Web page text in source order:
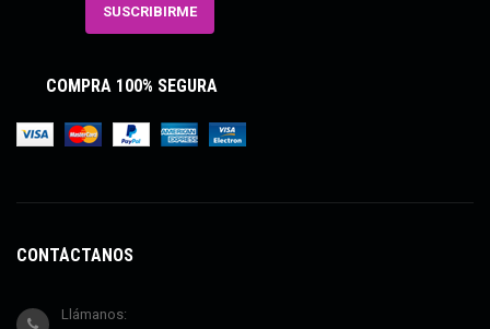
COMPRA 100% SEGURA
CONTÁCTANOS
Llámanos: